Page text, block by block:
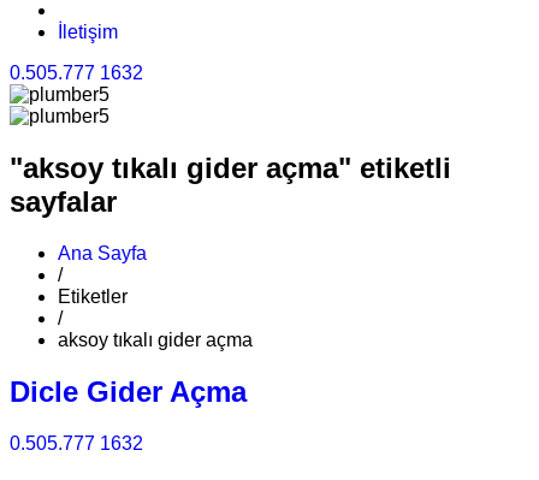
İletişim
0.505.777 1632
"aksoy tıkalı gider açma" etiketli
sayfalar
Ana Sayfa
/
Etiketler
/
aksoy tıkalı gider açma
Dicle Gider Açma
0.505.777 1632